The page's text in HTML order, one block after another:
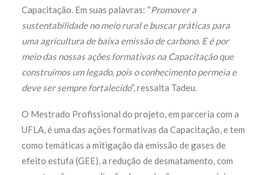
Capacitação. Em suas palavras: “Promover a
sustentabilidade no meio rural e buscar práticas para
uma agricultura de baixa emissão de carbono. E é por
meio das nossas ações formativas na Capacitação que
construímos um legado, pois o conhecimento permeia e
deve ser sempre fortalecido”, ressalta Tadeu.
O Mestrado Profissional do projeto, em parceria com a
UFLA, é uma das ações formativas da Capacitação, e tem
como temáticas a mitigação da emissão de gases de
efeito estufa (GEE), a redução de desmatamento, com